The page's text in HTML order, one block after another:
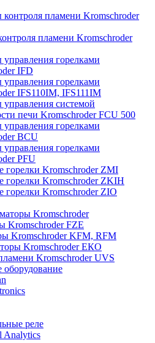
пламени Kromschroder
пламени Kromschroder
горелками
IFD
горелками
IFS110IM, IFS111IM
системой
печи Kromschroder FCU 500
горелками
BCU
горелками
PFU
горелки Kromschroder ZМI
горелки Kromschroder ZKIH
горелки Kromschroder ZIO
Kromschroder
Kromschroder FZE
Kromschroder KFM, RFM
Kromschroder ЕКО
Kromschroder UVS
реле
Analytics